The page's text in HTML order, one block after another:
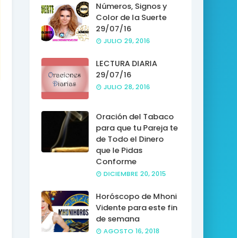
Números, Signos y
Color de la Suerte
29/07/16
JULIO 29, 2016
LECTURA DIARIA
29/07/16
JULIO 28, 2016
Oración del Tabaco
para que tu Pareja te
de Todo el Dinero
que le Pidas
Conforme
DICIEMBRE 20, 2015
Horóscopo de Mhoni
Vidente para este fin
de semana
AGOSTO 16, 2018